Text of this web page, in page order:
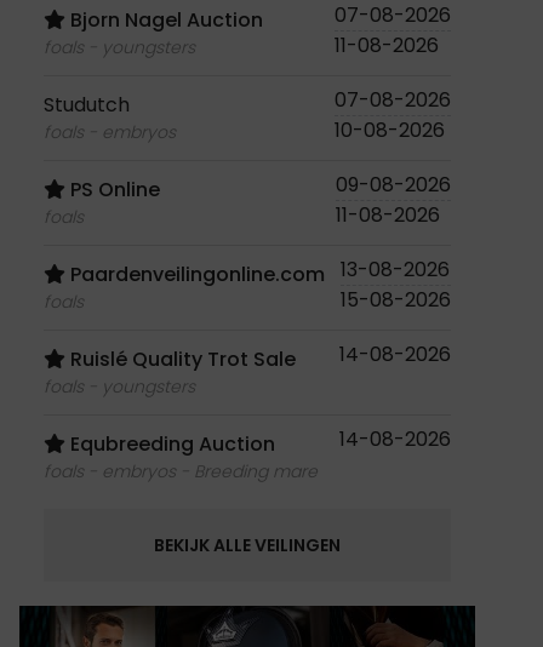
Bjorn Nagel Auction
foals - youngsters
07-08-2026
11-08-2026
Studutch
foals - embryos
07-08-2026
10-08-2026
PS Online
foals
09-08-2026
11-08-2026
Paardenveilingonline.com
foals
13-08-2026
15-08-2026
Ruislé Quality Trot Sale
foals - youngsters
14-08-2026
Equbreeding Auction
foals - embryos - Breeding mare
14-08-2026
BEKIJK ALLE VEILINGEN